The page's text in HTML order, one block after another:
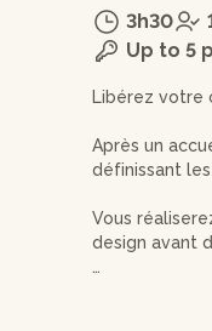
3h30
Up to 5
Libérez votre
Après un
définissant
Vous
design avant